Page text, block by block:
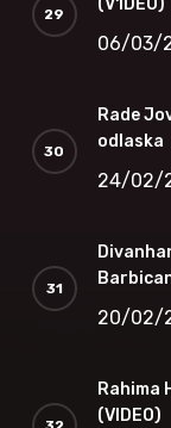
(V1DEO)
06/03/
Rade
odlaska
24/02/
20/02/
Rahima
(VIDEO)